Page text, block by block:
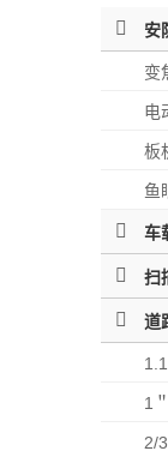
安
变
电
板
鱼
车
扫
道
1
2/